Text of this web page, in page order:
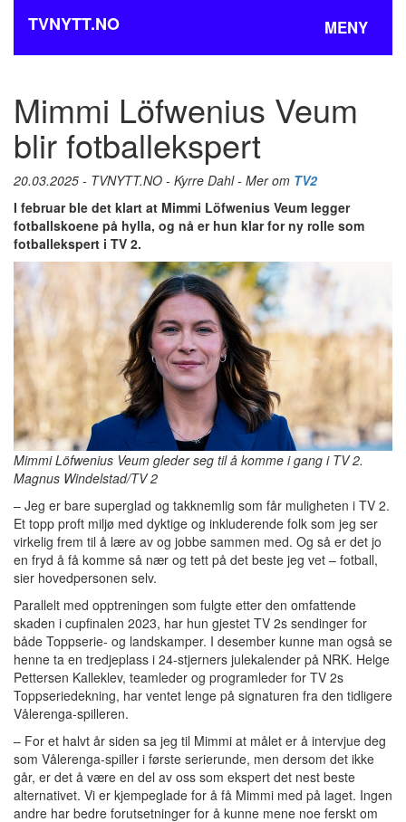
MENY
TVNYTT.NO
Mimmi Löfwenius Veum
blir fotballekspert
20.03.2025 - TVNYTT.NO - Kyrre Dahl - Mer om TV2
I februar ble det klart at Mimmi Löfwenius Veum legger
fotballskoene på hylla, og nå er hun klar for ny rolle som
fotballekspert i TV 2.
Mimmi Löfwenius Veum gleder seg til å komme i gang i TV 2.
Magnus Windelstad/TV 2
– Jeg er bare superglad og takknemlig som får muligheten i TV 2.
Et topp proft miljø med dyktige og inkluderende folk som jeg ser
virkelig frem til å lære av og jobbe sammen med. Og så er det jo
en fryd å få komme så nær og tett på det beste jeg vet – fotball,
sier hovedpersonen selv.
Parallelt med opptreningen som fulgte etter den omfattende
skaden i cupfinalen 2023, har hun gjestet TV 2s sendinger for
både Toppserie- og landskamper. I desember kunne man også se
henne ta en tredjeplass i 24-stjerners julekalender på NRK. Helge
Pettersen Kalleklev, teamleder og programleder for TV 2s
Toppseriedekning, har ventet lenge på signaturen fra den tidligere
Vålerenga-spilleren.
– For et halvt år siden sa jeg til Mimmi at målet er å intervjue deg
som Vålerenga-spiller i første serierunde, men dersom det ikke
går, er det å være en del av oss som ekspert det nest beste
alternativet. Vi er kjempeglade for å få Mimmi med på laget. Ingen
andre har bedre forutsetninger for å kunne mene noe ferskt om